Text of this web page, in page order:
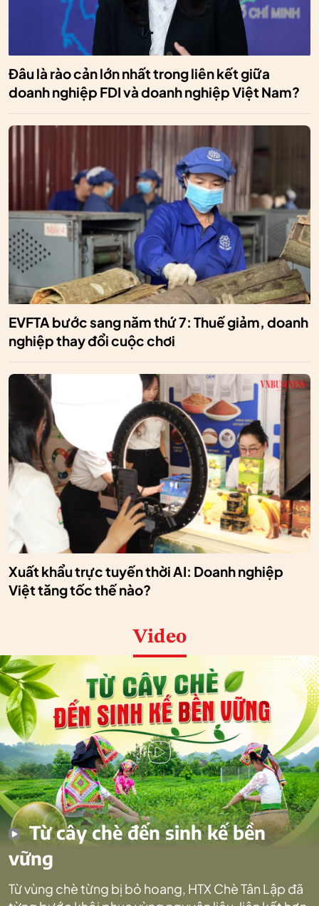
Đâu là rào cản lớn nhất trong liên kết giữa
doanh nghiệp FDI và doanh nghiệp Việt Nam?
EVFTA bước sang năm thứ 7: Thuế giảm, doanh
nghiệp thay đổi cuộc chơi
Xuất khẩu trực tuyến thời AI: Doanh nghiệp
Việt tăng tốc thế nào?
Video
Từ cây chè đến sinh kế bền
vững
Từ vùng chè từng bị bỏ hoang, HTX Chè Tân Lập đã